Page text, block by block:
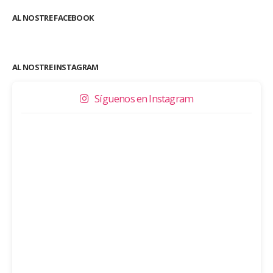
AL NOSTRE FACEBOOK
AL NOSTRE INSTAGRAM
Síguenos en Instagram